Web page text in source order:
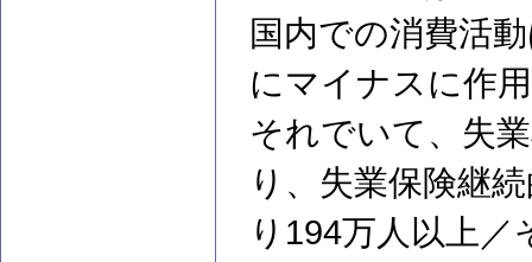
国内での消費活
にマイナスに作
それでいて、失
り、失業保険継
り194万人以上